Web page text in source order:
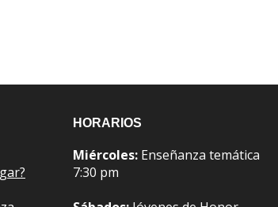
HORARIOS
Miércoles: Enseñanza temática
7:30 pm